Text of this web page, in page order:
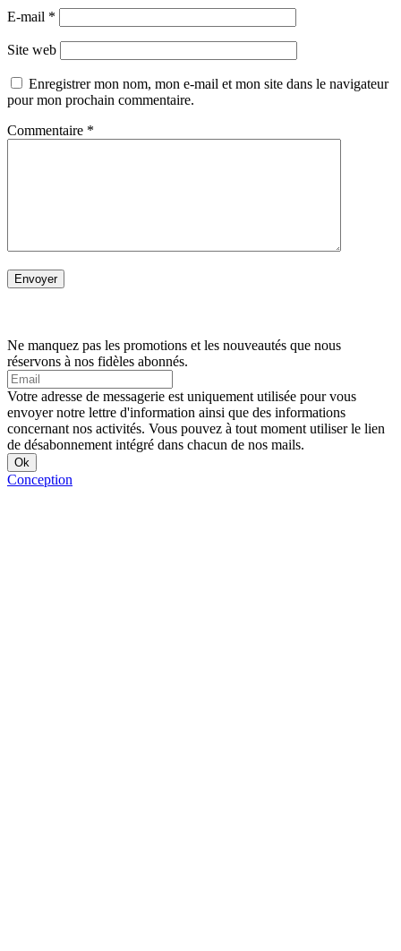
E-mail *
Site web
Enregistrer mon nom, mon e-mail et mon site dans le navigateur
pour mon prochain commentaire.
Commentaire *
Ne manquez pas les promotions et les nouveautés que nous
réservons à nos fidèles abonnés.
Votre adresse de messagerie est uniquement utilisée pour vous
envoyer notre lettre d'information ainsi que des informations
concernant nos activités. Vous pouvez à tout moment utiliser le lien
de désabonnement intégré dans chacun de nos mails.
Conception